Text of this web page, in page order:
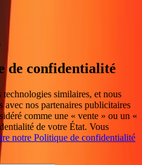
de confidentialité
similaires, et nous
avec nos partenaires publicitaires
comme une « vente » ou un «
de votre État. Vous
notre Politique de confidentialité